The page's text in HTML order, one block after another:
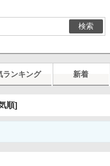
検索
ランキング 新着
順]